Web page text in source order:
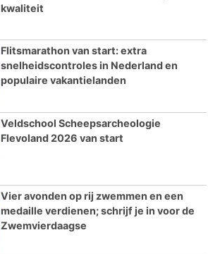
kwaliteit
Flitsmarathon van start: extra
snelheidscontroles in Nederland en
populaire vakantielanden
Veldschool Scheepsarcheologie
Flevoland 2026 van start
Vier avonden op rij zwemmen en een
medaille verdienen; schrijf je in voor de
Zwemvierdaagse